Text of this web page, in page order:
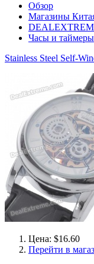
Обзор
Магазины
Часы и таймеры
Stainless Steel Self-
Цена: $16.60
Перейти в